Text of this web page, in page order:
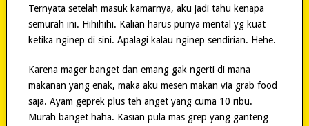
Ternyata setelah masuk kamarnya, aku jadi tahu kenapa
semurah ini. Hihihihi. Kalian harus punya mental yg kuat
ketika nginep di sini. Apalagi kalau nginep sendirian. Hehe.
Karena mager banget dan emang gak ngerti di mana
makanan yang enak, maka aku mesen makan via grab food
saja. Ayam geprek plus teh anget yang cuma 10 ribu.
Murah banget haha. Kasian pula mas grep yang ganteng